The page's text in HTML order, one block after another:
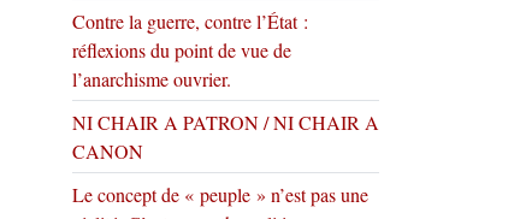
Contre la guerre, contre l’État :
réflexions du point de vue de
l’anarchisme ouvrier.
NI CHAIR A PATRON / NI CHAIR A
CANON
Le concept de « peuple » n’est pas une